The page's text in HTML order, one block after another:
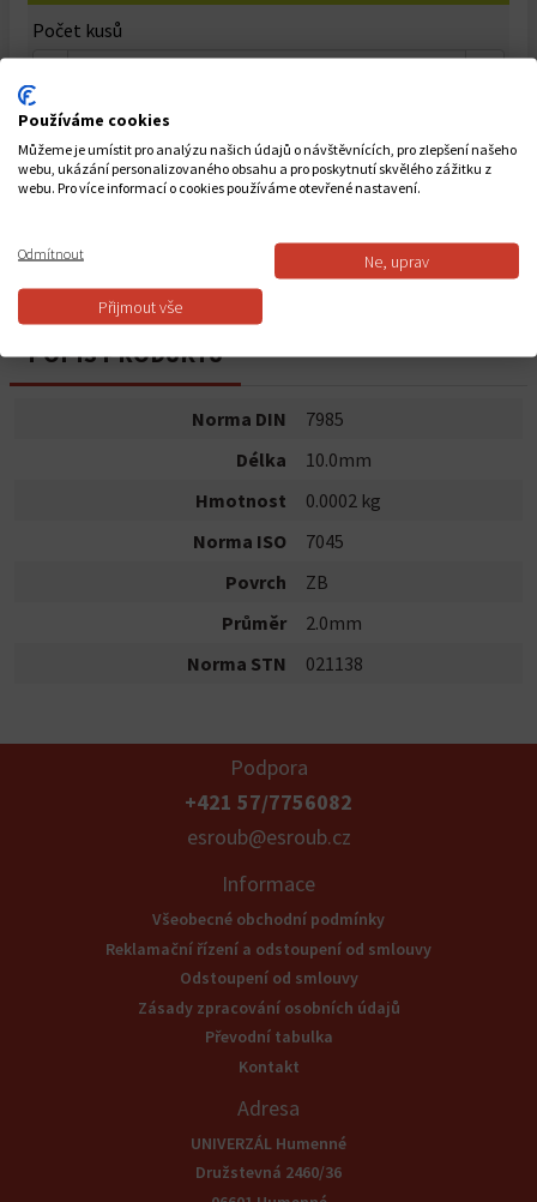
Počet kusů
Celkem za
0,17 Kč
POPIS PRODUKTU
Norma DIN
7985
Délka
10.0mm
Hmotnost
0.0002 kg
Norma ISO
7045
Povrch
ZB
Průměr
2.0mm
Norma STN
021138
Podpora
+421 57/7756082
esroub@esroub.cz
Informace
Všeobecné obchodní podmínky
Reklamační řízení a odstoupení od smlouvy
Odstoupení od smlouvy
Zásady zpracování osobních údajů
Převodní tabulka
Kontakt
Adresa
UNIVERZÁL Humenné
Družstevná 2460/36
Používáme cookies
Můžeme je umístit pro analýzu našich údajů o návštěvnících, pro zlepšení našeho
webu, ukázání personalizovaného obsahu a pro poskytnutí skvělého zážitku z
webu. Pro více informací o cookies používáme otevřené nastavení.
Odmítnout Ne, uprav
Přijmout vše